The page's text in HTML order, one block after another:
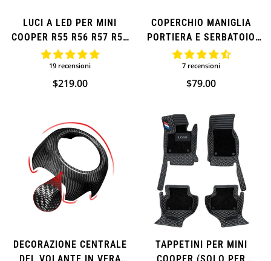
LUCI A LED PER MINI
COOPER R55 R56 R57 R58
R59 R60
19 recensioni
Prezzo
$219.00
COPERCHIO MANIGLIA
PORTIERA E SERBATOIO
CARBURANTE PER MINI
COOPER (AGGIUNTIVO)
7 recensioni
Prezzo
$79.00
DECORAZIONE CENTRALE
TAPPETINI PER MINI